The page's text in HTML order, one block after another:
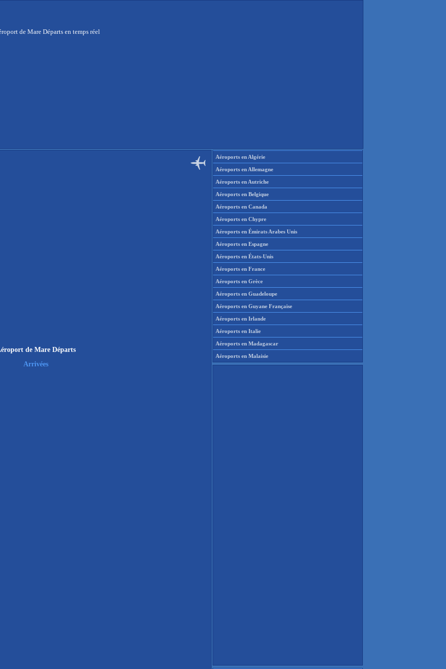
de Mare Départs en temps réel
de Mare Départs
Arrivées
Aéroports en Algérie
Aéroports en Allemagne
Aéroports en Autriche
Aéroports en Belgique
Aéroports en Canada
Aéroports en Chypre
Aéroports en Émirats Arabes Unis
Aéroports en Espagne
Aéroports en États-Unis
Aéroports en France
Aéroports en Grèce
Aéroports en Guadeloupe
Aéroports en Guyane Française
Aéroports en Irlande
Aéroports en Italie
Aéroports en Madagascar
Aéroports en Malaisie